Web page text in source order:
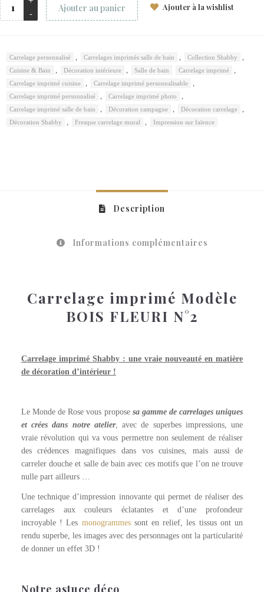
Ajouter au panier Ajouter à la wishlist
Carrelage personnalisé , Carrelages imprimés salle de bain , Collection Shabby ,
Cuisine & Bain , Décoration intérieure , Salle de bain Carrelage imprimé ,
Carrelage imprimé cuisine , Carrelage imprimé personnalisable ,
Carrelage imprimé personnalisé , Carrelage imprimé photo ,
Carrelage imprimé salle de bain , Décoration campagne , Décoration carrelage ,
Décoration Shabby , Fresque carrelage mural , Impression sur faïence
Description
Informations complémentaires
Carrelage imprimé Modèle
BOIS FLEURI N°2
Carrelage imprimé Shabby : une vraie nouveauté en matière
de décoration d’intérieur !
Le Monde de Rose vous propose sa gamme de carrelages uniques
et crées dans notre atelier, avec de superbes impressions, une
vraie révolution qui va vous permettre non seulement de réaliser
des crédences magnifiques dans vos cuisines, mais aussi de
carreler douche et salle de bain avec ces motifs que l’on ne trouve
nulle part ailleurs …
Une technique d’impression innovante qui permet de réaliser des
carrelages aux couleurs éclatantes et d’une profondeur
incroyable ! Les monogrammessont en relief, les tissus ont un
rendu superbe, les images avec des personnages ont la particularité
de donner un effet 3D !
Notre astuce déco